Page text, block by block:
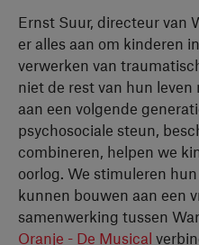
Ernst Suur, directeur van
er alles aan om kinderen
verwerken van
niet de rest van hun
aan een volgende
psychosociale steun,
combineren, helpen we
oorlog. We stimuleren
kunnen bouwen aan een
samenwerking tussen
Oranje - De Musical